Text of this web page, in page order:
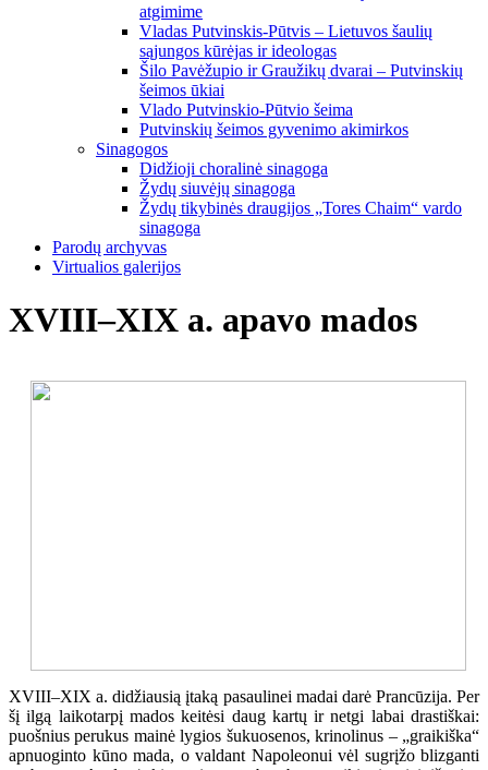
atgimime
Vladas Putvinskis-Pūtvis – Lietuvos šaulių
sąjungos kūrėjas ir ideologas
Šilo Pavėžupio ir Graužikų dvarai – Putvinskių
šeimos ūkiai
Vlado Putvinskio-Pūtvio šeima
Putvinskių šeimos gyvenimo akimirkos
Sinagogos
Didžioji choralinė sinagoga
Žydų siuvėjų sinagoga
Žydų tikybinės draugijos „Tores Chaim“ vardo
sinagoga
Parodų archyvas
Virtualios galerijos
XVIII–XIX a. apavo mados
XVIII–XIX a. didžiausią įtaką pasaulinei madai darė Prancūzija. Per
šį ilgą laikotarpį mados keitėsi daug kartų ir netgi labai drastiškai:
puošnius perukus mainė lygios šukuosenos, krinolinus – „graikiška“
apnuoginto kūno mada, o valdant Napoleonui vėl sugrįžo blizganti